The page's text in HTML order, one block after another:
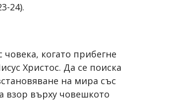
24).
когато прибегне
Христос. Да се поиска
на мира със
взор върху човешкото